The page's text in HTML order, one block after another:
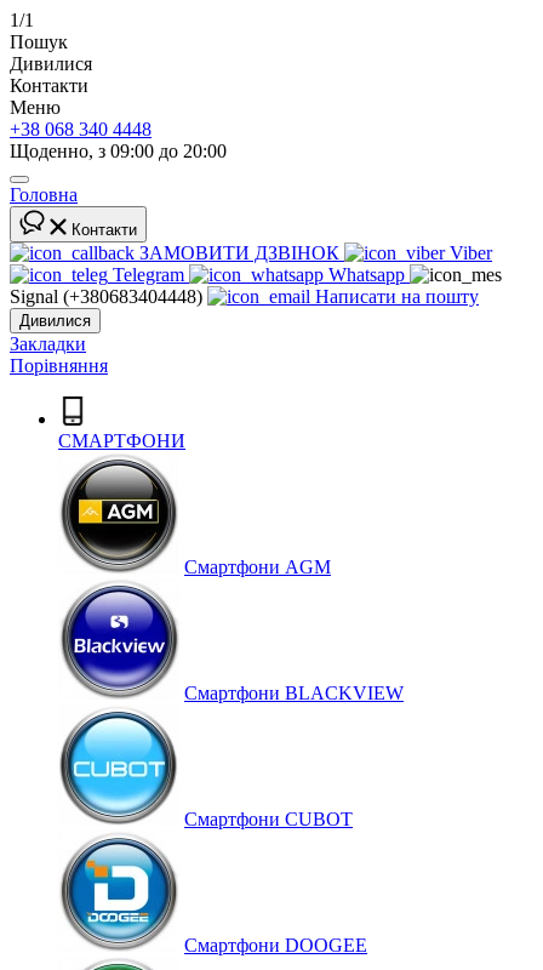
1/1
Пошук
Дивилися
Контакти
Меню
+38 068 340 4448
Щоденно, з 09:00 до 20:00
Головна
Контакти
ЗАМОВИТИ ДЗВІНОК
Viber
Telegram
Whatsapp
Signal (+380683404448)
Написати на пошту
Дивилися
Закладки
Порівняння
СМАРТФОНИ
Cмартфони AGM
Смартфони BLACKVIEW
Смартфони CUBOT
Смартфони DOOGEE